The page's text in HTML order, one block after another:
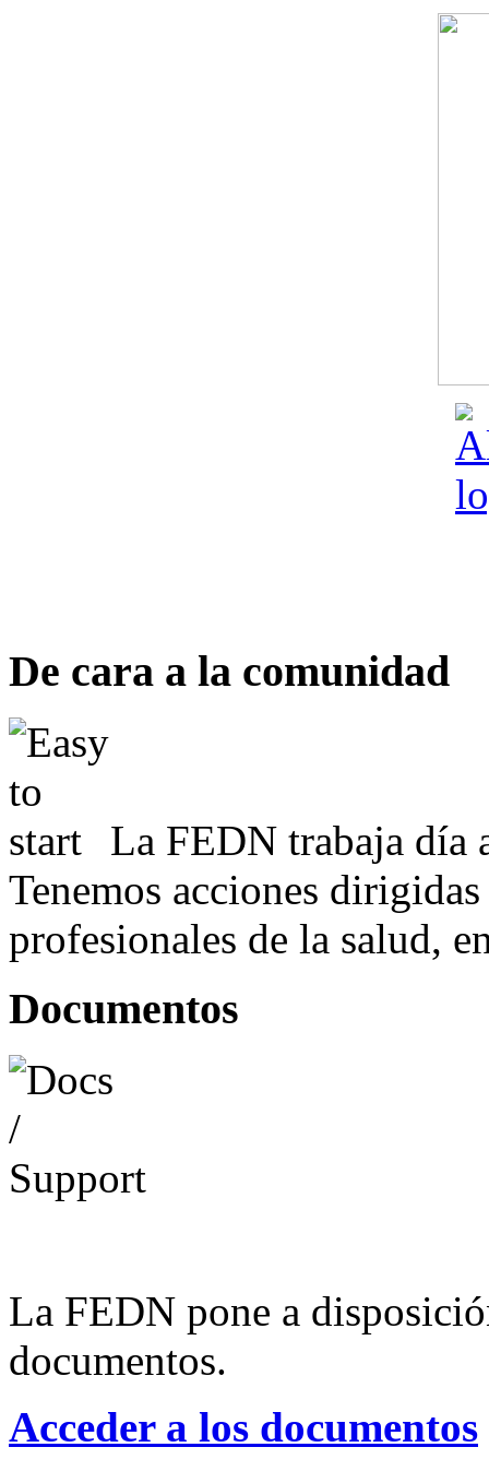
De cara a la comunidad
La FEDN trabaja día
Tenemos acciones
profesionales de la salud,
Documentos
La FEDN pone a
documentos.
Acceder a los documentos